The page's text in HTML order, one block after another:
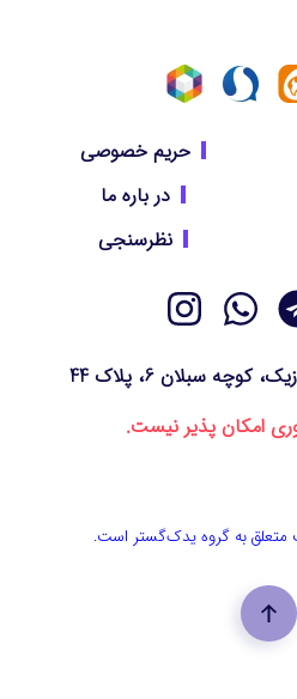
حریم خصوصی
در باره ما
نظرسنجی
سبلان 6، پلاک 44
امکان پذیر نیست.
متعلق به گروه یدک‌گستر است.